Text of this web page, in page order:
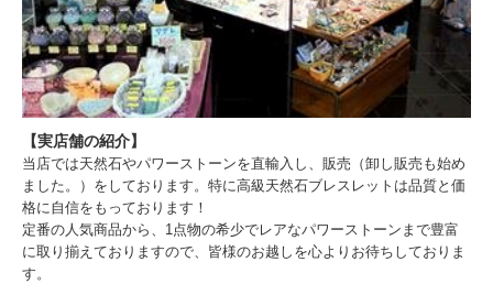
【実店舗の紹介】
当店では天然石やパワーストーンを直輸入し、販売（卸し販売も始め
ました。）をしております。特に高級天然石ブレスレットは品質と価
格に自信をもっております！
定番の人気商品から、1点物の希少でレアなパワーストーンまで豊富
に取り揃えておりますので、皆様のお越しを心よりお待ちしておりま
す。